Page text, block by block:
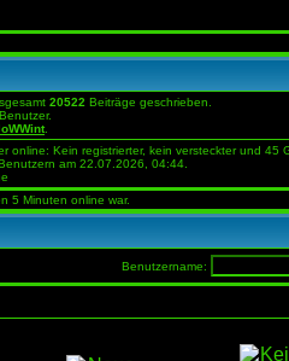
20522 Beiträge geschrieben.
.
online: Kein registrierter, kein versteckter und
am 22.07.2026, 04:44.
5 Minuten online war.
Benutzername: